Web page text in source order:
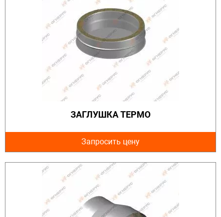
ЗАГЛУШКА ТЕРМО
Запросить цену